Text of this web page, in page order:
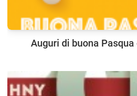
Auguri di buona Pasqua